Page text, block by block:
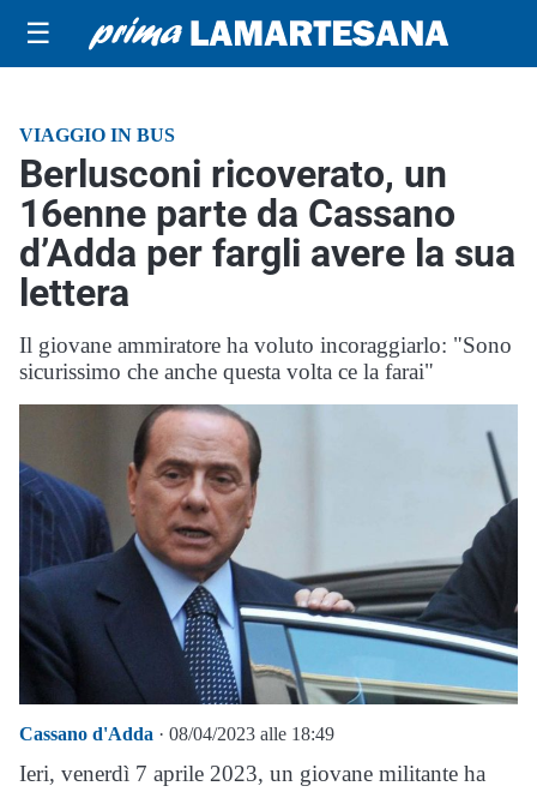
☰
VIAGGIO IN BUS
Berlusconi ricoverato, un
16enne parte da Cassano
d’Adda per fargli avere la sua
lettera
Il giovane ammiratore ha voluto incoraggiarlo: "Sono
sicurissimo che anche questa volta ce la farai"
Cassano d'Adda · 08/04/2023 alle 18:49
Ieri, venerdì 7 aprile 2023, un giovane militante ha